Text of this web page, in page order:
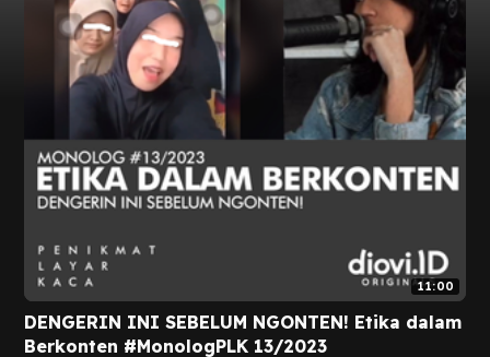
11:00
DENGERIN INI SEBELUM NGONTEN! Etika dalam
Berkonten #MonologPLK 13/2023